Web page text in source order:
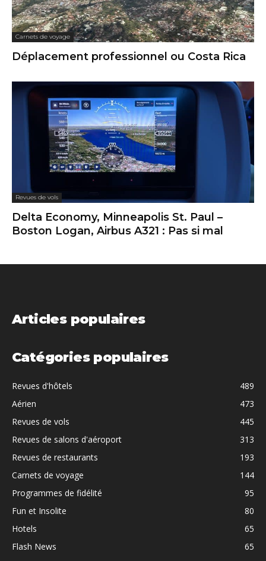
Carnets de voyage
Déplacement professionnel ou Costa Rica
Revues de vols
Delta Economy, Minneapolis St. Paul –
Boston Logan, Airbus A321 : Pas si mal
Articles populaires
Catégories populaires
Revues d'hôtels
489
Aérien
473
Revues de vols
445
Revues de salons d'aéroport
313
Revues de restaurants
193
Carnets de voyage
144
Programmes de fidélité
95
Fun et Insolite
80
Hotels
65
Flash News
65